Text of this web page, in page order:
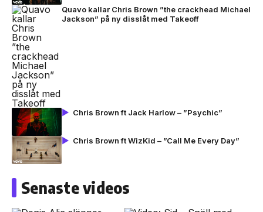
Quavo kallar Chris Brown ”the crackhead Michael
Jackson” på ny disslåt med Takeoff
Chris Brown ft Jack Harlow – ”Psychic”
Chris Brown ft WizKid – ”Call Me Every Day”
Senaste videos